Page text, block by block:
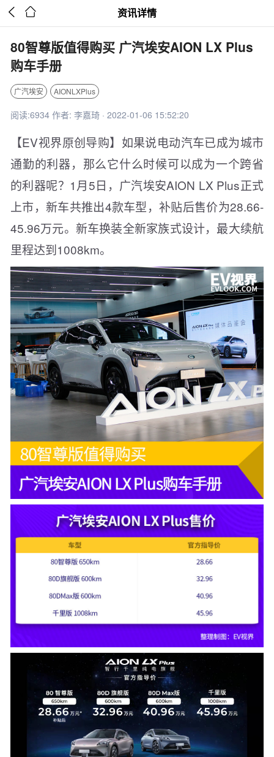
  资讯详情
80智尊版值得购买 广汽埃安AION LX Plus
购车手册
广汽埃安 AIONLXPlus
阅读:6934 作者: 李嘉琦 · 2022-01-06 15:52:20
【EV视界原创导购】如果说电动汽车已成为城市
通勤的利器，那么它什么时候可以成为一个跨省
的利器呢？1月5日，广汽埃安AION LX Plus正式
上市，新车共推出4款车型，补贴后售价为28.66-
45.96万元。新车换装全新家族式设计，最大续航
里程达到1008km。